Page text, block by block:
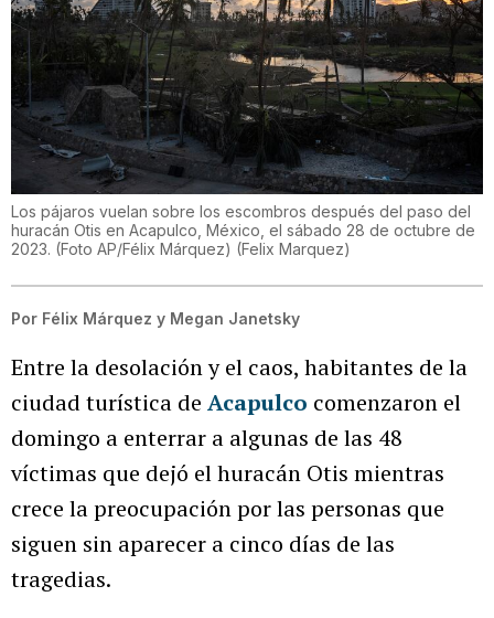
Los pájaros vuelan sobre los escombros después del paso del
huracán Otis en Acapulco, México, el sábado 28 de octubre de
2023. (Foto AP/Félix Márquez) (Felix Marquez)
Por Félix Márquez y Megan Janetsky
Entre la desolación y el caos, habitantes de la
ciudad turística de Acapulco comenzaron el
domingo a enterrar a algunas de las 48
víctimas que dejó el huracán Otis mientras
crece la preocupación por las personas que
siguen sin aparecer a cinco días de las
tragedias.